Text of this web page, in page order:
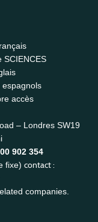
accès
– Londres SW19
902 354
fixe) contact :
companies.